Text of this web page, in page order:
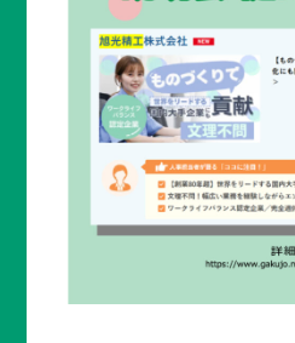
サイトマップ
075-
受付時間：平
お問